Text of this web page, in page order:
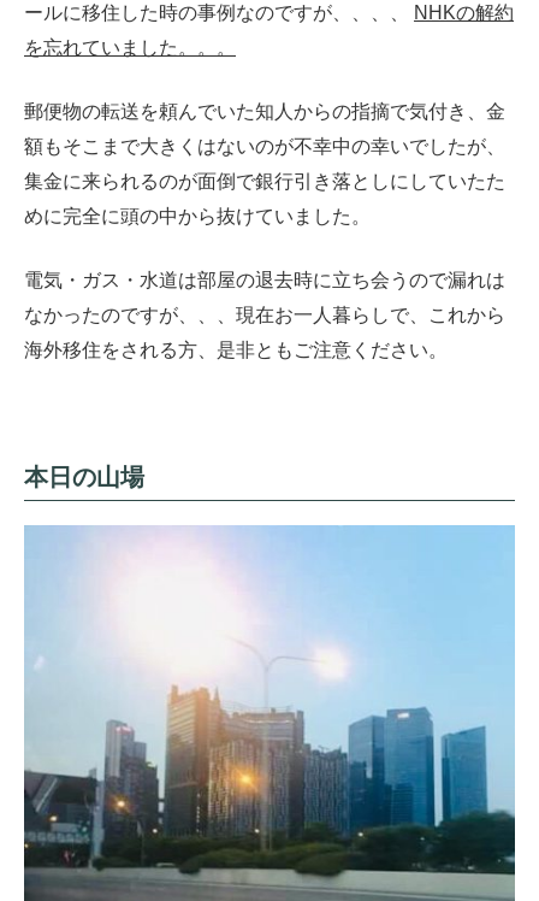
ールに移住した時の事例なのですが、、、、
NHKの解約
を忘れていました。。。
郵便物の転送を頼んでいた知人からの指摘で気付き、金
額もそこまで大きくはないのが不幸中の幸いでしたが、
集金に来られるのが面倒で銀行引き落としにしていたた
めに完全に頭の中から抜けていました。
電気・ガス・水道は部屋の退去時に立ち会うので漏れは
なかったのですが、、、現在お一人暮らしで、これから
海外移住をされる方、是非ともご注意ください。
本日の山場